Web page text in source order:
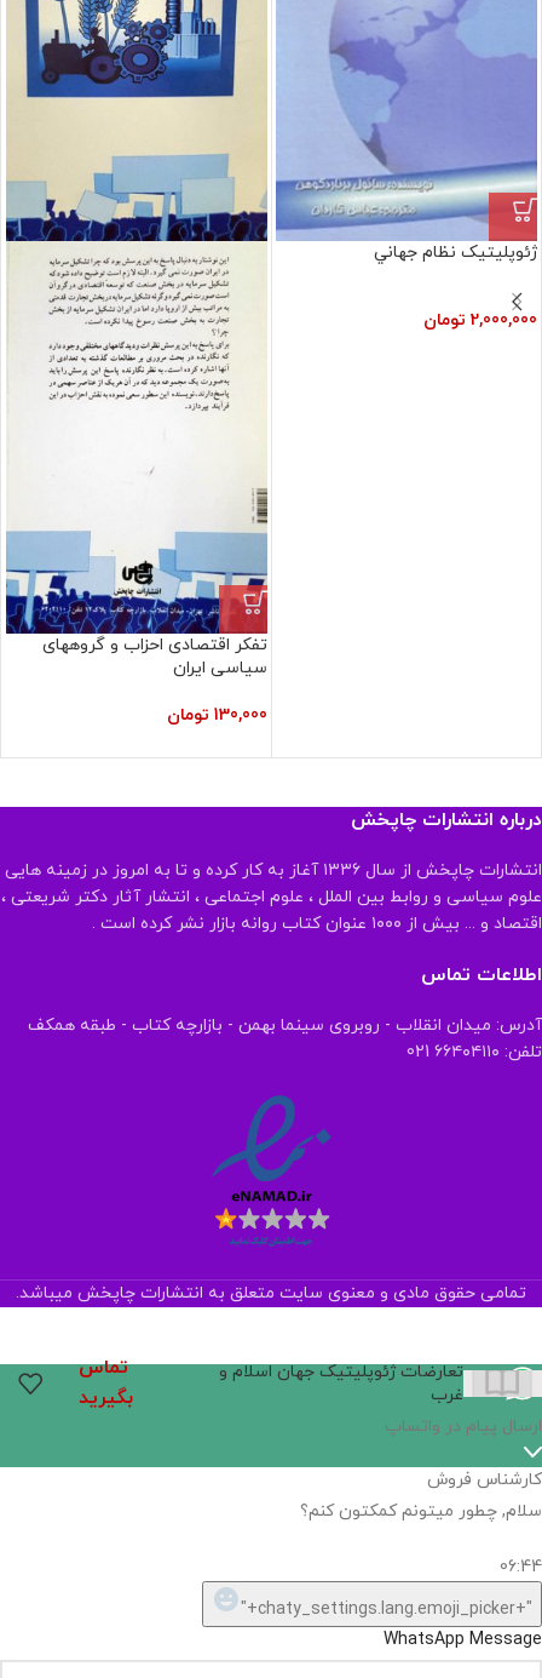
ژئوپليتيک نظام‏ جهاني
2,000,000 تومان
تفکر اقتصادی احزاب و گروههای
سیاسی ایران
130,000 تومان
درباره انتشارات چاپخش
انتشارات چاپخش از سال ۱۳۳۶ آغاز به کار کرده و تا به امروز در زمینه هایی
علوم سیاسی و روابط بین الملل ، علوم اجتماعی ، انتشار آثار دکتر شریعتی ،
اقتصاد و ... بیش از ۱۰۰۰ عنوان کتاب روانه بازار نشر کرده است .
اطلاعات تماس
آدرس: میدان انقلاب - روبروی سینما بهمن - بازارچه کتاب - طبقه همکف
تلفن: ۶۶۴۰۴۱۱۰ 021
تمامی حقوق مادی و معنوی سایت متعلق به انتشارات چاپخش میباشد.
تعارضات ژئوپلیتیک جهان اسلام و
غرب
تماس
بگیرید
ارسال پیام در واتساپ
کارشناس فروش
سلام, چطور میتونم کمکتون کنم؟
06:44
"+chaty_settings.lang.emoji_picker+"
WhatsApp Message